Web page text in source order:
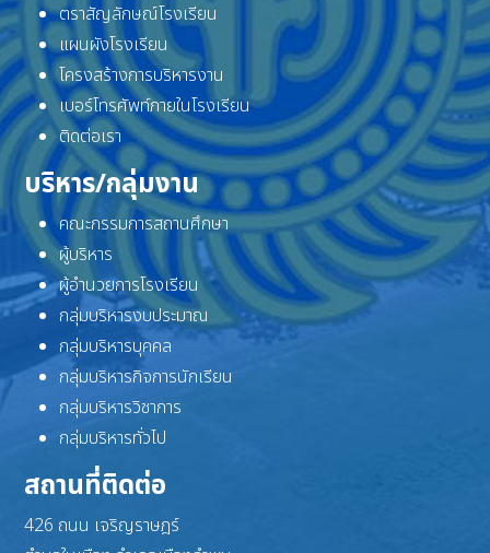
ตราสัญลักษณ์โรงเรียน
แผนผังโรงเรียน
โครงสร้างการบริหารงาน
เบอร์โทรศัพท์ภายในโรงเรียน
ติดต่อเรา
บริหาร/กลุ่มงาน
คณะกรรมการสถานศึกษา
ผู้บริหาร
ผู้อำนวยการโรงเรียน
กลุ่มบริหารงบประมาณ
กลุ่มบริหารบุคคล
กลุ่มบริหารกิจการนักเรียน
กลุ่มบริหารวิชาการ
กลุ่มบริหารทั่วไป
สถานที่ติดต่อ
426 ถนน เจริญราษฎร์